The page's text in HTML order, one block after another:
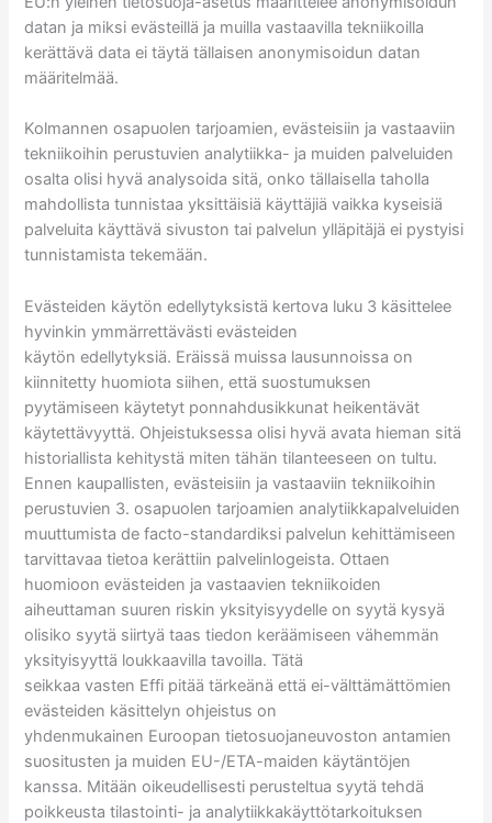
datan ja miksi evästeillä ja muilla vastaavilla tekniikoilla
kerättävä data ei täytä tällaisen anonymisoidun datan
määritelmää.
Kolmannen osapuolen tarjoamien, evästeisiin ja vastaaviin
tekniikoihin perustuvien analytiikka- ja muiden palveluiden
osalta olisi hyvä analysoida sitä, onko tällaisella taholla
mahdollista tunnistaa yksittäisiä käyttäjiä vaikka kyseisiä
palveluita käyttävä sivuston tai palvelun ylläpitäjä ei pystyisi
tunnistamista tekemään.
Evästeiden käytön edellytyksistä kertova luku 3 käsittelee
hyvinkin ymmärrettävästi evästeiden
käytön edellytyksiä. Eräissä muissa lausunnoissa on
kiinnitetty huomiota siihen, että suostumuksen
pyytämiseen käytetyt ponnahdusikkunat heikentävät
käytettävyyttä. Ohjeistuksessa olisi hyvä avata hieman sitä
historiallista kehitystä miten tähän tilanteeseen on tultu.
Ennen kaupallisten, evästeisiin ja vastaaviin tekniikoihin
perustuvien 3. osapuolen tarjoamien analytiikkapalveluiden
muuttumista de facto-standardiksi palvelun kehittämiseen
tarvittavaa tietoa kerättiin palvelinlogeista. Ottaen
huomioon evästeiden ja vastaavien tekniikoiden
aiheuttaman suuren riskin yksityisyydelle on syytä kysyä
olisiko syytä siirtyä taas tiedon keräämiseen vähemmän
yksityisyyttä loukkaavilla tavoilla. Tätä
seikkaa vasten Effi pitää tärkeänä että ei-välttämättömien
evästeiden käsittelyn ohjeistus on
yhdenmukainen Euroopan tietosuojaneuvoston antamien
suositusten ja muiden EU-/ETA-maiden käytäntöjen
kanssa. Mitään oikeudellisesti perusteltua syytä tehdä
poikkeusta tilastointi- ja analytiikkakäyttötarkoituksen